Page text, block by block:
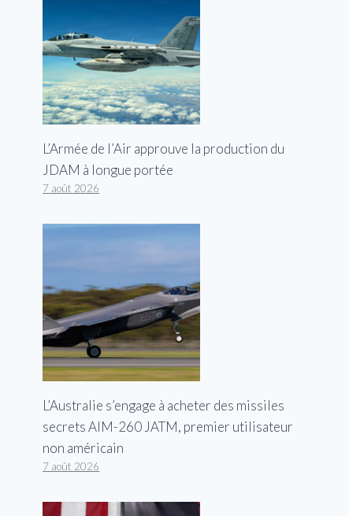
L’Armée de l’Air approuve la production du
JDAM à longue portée
7 août 2026
L’Australie s’engage à acheter des missiles
secrets AIM-260 JATM, premier utilisateur
non américain
7 août 2026